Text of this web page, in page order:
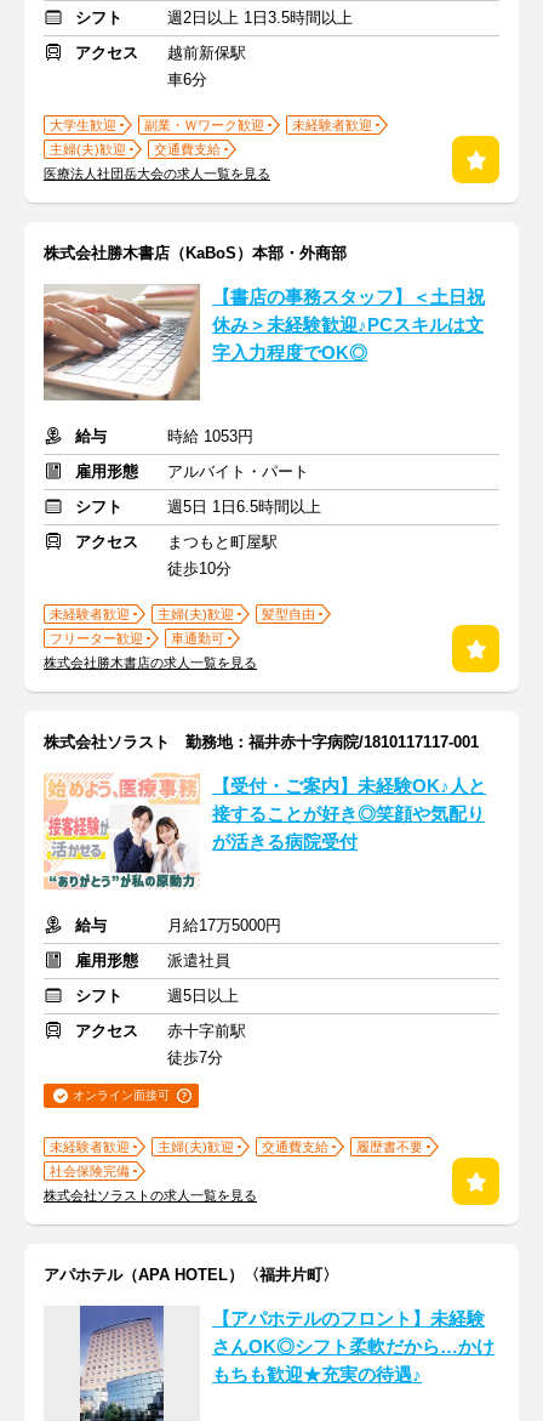
シフト
週2日以上 1日3.5時間以上
アクセス
越前新保駅
車6分
大学生歓迎 副業・Ｗワーク歓迎
未経験者歓迎
主婦(夫)歓迎
交通費支給
医療法人社団岳大会の求人一覧を見る
株式会社勝木書店（KaBoS）本部・外商部
【書店の事務スタッフ】＜土日祝
休み＞未経験歓迎♪PCスキルは文
字入力程度でOK◎
給与
時給 1053円
雇用形態
アルバイト・パート
シフト
週5日 1日6.5時間以上
アクセス
まつもと町屋駅
徒歩10分
未経験者歓迎 主婦(夫)歓迎
髪型自由
フリーター歓迎
車通勤可
株式会社勝木書店の求人一覧を見る
株式会社ソラスト 勤務地：福井赤十字病院/1810117117-001
【受付・ご案内】未経験OK♪人と
接することが好き◎笑顔や気配り
が活きる病院受付
給与
月給17万5000円
雇用形態
派遣社員
シフト
週5日以上
アクセス
赤十字前駅
徒歩7分
オンライン面接可
未経験者歓迎 主婦(夫)歓迎 交通費支給
履歴書不要
社会保険完備
株式会社ソラストの求人一覧を見る
アパホテル（APA HOTEL）〈福井片町〉
【アパホテルのフロント】未経験
さんOK◎シフト柔軟だから…かけ
もちも歓迎★充実の待遇♪